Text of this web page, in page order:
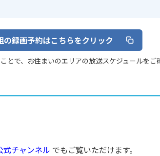
の録画予約はこちらをクリック
で、お住まいのエリアの放送スケジュールをご
式チャンネル でもご覧いただけます。